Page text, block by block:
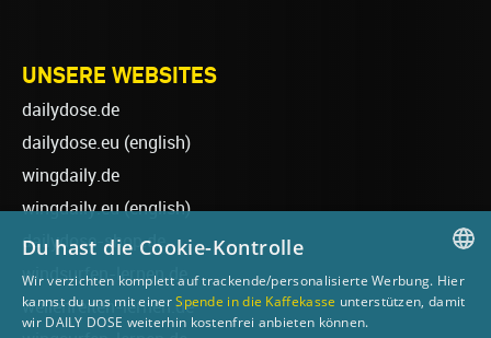
UNSERE WEBSITES
dailydose.de
dailydose.eu (english)
wingdaily.de
wingdaily.eu(english)
dailydose-shop.de
windsurfen-lernen.de
wellenreiten-lernen.de
GERMAN
Du hast die Cookie-Kontrolle
Wir verzichten komplett auf trackende/personalisierte Werbung. Hier
kannst du uns mit einerSpende in die Kaffekasse unterstützen, damit
wir DAILY DOSE weiterhin kostenfrei anbieten können.